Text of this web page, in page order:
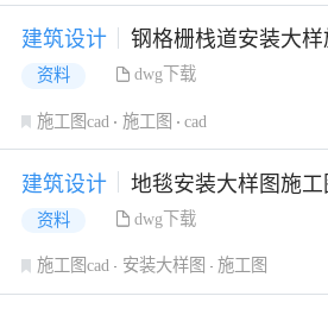
建筑设计 钢格栅栈道安装大
资料 dwg下载
施工图cad 施工图 cad
建筑设计 地毯安装大样图施
资料 dwg下载
施工图cad 安装大样图 施工图